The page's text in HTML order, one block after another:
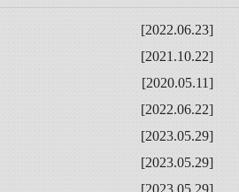
[2022.06.23]
[2021.10.22]
[2020.05.11]
[2022.06.22]
[2023.05.29]
[2023.05.29]
[2023.05.29]